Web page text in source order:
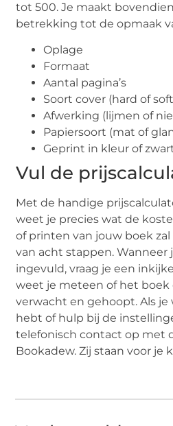
tot 500. Je maakt
betrekking tot de opmaak
Oplage
Formaat
Aantal pagina’s
Soort cover (hard of
Afwerking (lijmen of
Papiersoort (mat of
Geprint in kleur of
Vul de
Met de handige
weet je precies wat de
of printen van jouw boek
van acht stappen. Wanneer
ingevuld, vraag je een
weet je meteen of het boek
verwacht en gehoopt. Als
hebt of hulp bij de
telefonisch contact op met
Bookadew. Zij staan voor je